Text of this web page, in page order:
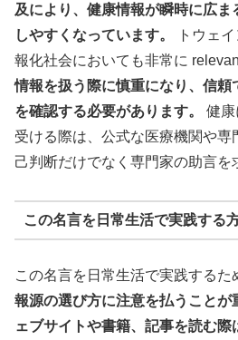
及により、健康情報が瞬時に広
しやすくなっています。
トウェ
報化社会においても非常に
情報を扱う際に慎重になり、信頼
を確認する必要があります。
健
受ける際は、公式な医療機関や専
己判断だけでなく専門家の助言を
この名言を日常生活で実践する
この名言を日常生活で実践するた
報源の選び方に注意を払うことが
ェブサイトや書籍、記事を読む